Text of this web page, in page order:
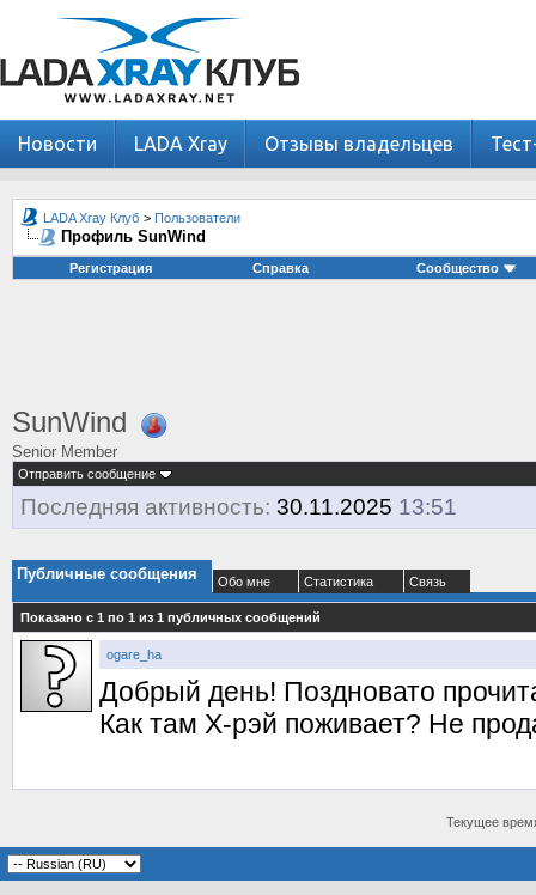
Новости LADA Xray Отзывы владельцев
LADA Xray Клуб > Пользователи
Профиль SunWind
Регистрация Справка Сообщество
SunWind
Senior Member
Отправить сообщение
Последняя активность: 30.11.2025 13:51
Публичные сообщения Обо мне Статистика Связь
Показано с 1 по 1 из 1 публичных сообщений
ogare_ha
Добрый день! Поздновато
Как там Х-рэй поживает? Не
Текущее